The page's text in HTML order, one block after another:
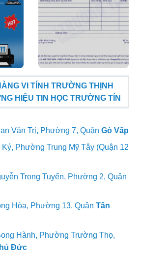
VI TÍNH TRƯỜNG THỊNH
HIỆU TIN HỌC TRƯỜNG TÍN
Văn Trị, Phường 7, Quận Gò Vấp
Ký, Phường Trung Mỹ Tây (Quận 12
Trọng Tuyển, Phường 2, Quận
Hòa, Phường 13, Quận Tân
Hành, Phường Trường Thọ,
Đức